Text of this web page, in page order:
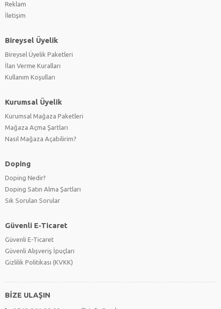
Reklam
İletişim
Bireysel Üyelik
Bireysel Üyelik Paketleri
İlan Verme Kuralları
Kullanım Koşulları
Kurumsal Üyelik
Kurumsal Mağaza Paketleri
Mağaza Açma Şartları
Nasıl Mağaza Açabilirim?
Doping
Doping Nedir?
Doping Satın Alma Şartları
Sık Sorulan Sorular
Güvenli E-Ticaret
Güvenli E-Ticaret
Güvenli Alışveriş İpuçları
Gizlilik Politikası (KVKK)
BİZE ULAŞIN